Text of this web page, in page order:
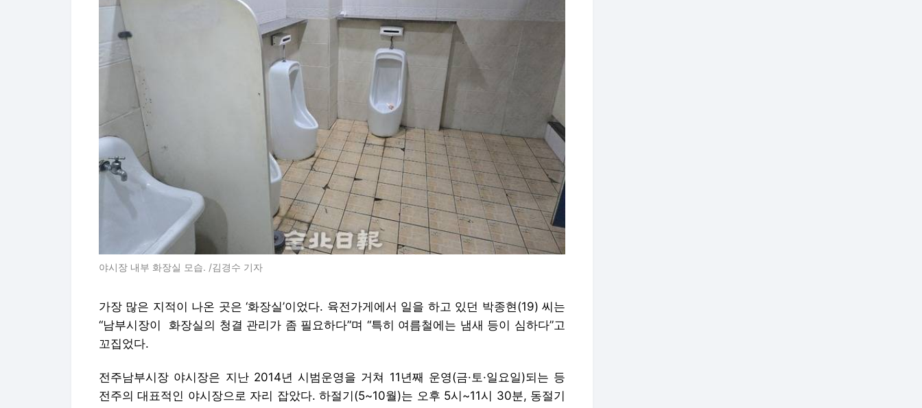
야시장 내부 화장실 모습. /김경수 기자
가장 많은 지적이 나온 곳은 ‘화장실’이었다. 육전가게에서 일을 하고 있던 박종현(19) 씨는
“남부시장이 화장실의 청결 관리가 좀 필요하다”며 “특히 여름철에는 냄새 등이 심하다”고
꼬집었다.
전주남부시장 야시장은 지난 2014년 시범운영을 거쳐 11년째 운영(금·토·일요일)되는 등
전주의 대표적인 야시장으로 자리 잡았다. 하절기(5~10월)는 오후 5시~11시 30분, 동절기